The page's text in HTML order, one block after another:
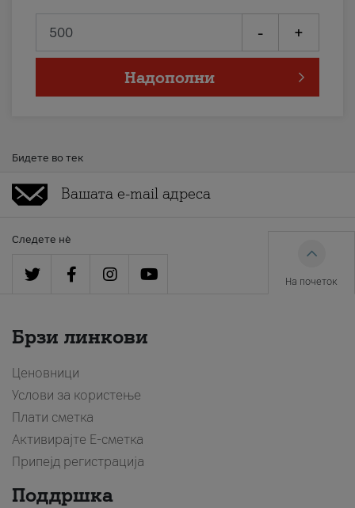
- +
Надополни
Бидете во тек
Следете нè
На почеток
Брзи линкови
Ценовници
Услови за користење
Плати сметка
Активирајте Е-сметка
Припејд регистрација
Поддршка